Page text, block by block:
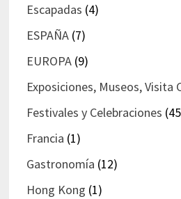
Escapadas (4)
ESPAÑA(7)
EUROPA(9)
Exposiciones, Museos, Visita
Festivales y Celebraciones
Francia (1)
Gastronomía (12)
Hong Kong (1)